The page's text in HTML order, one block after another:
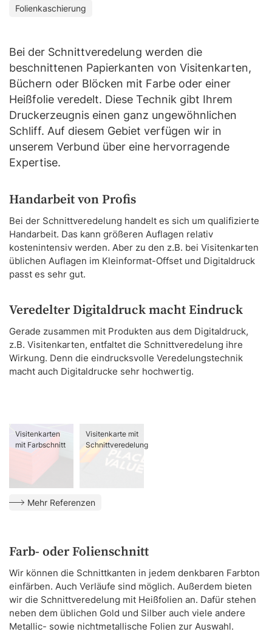
Folienkaschierung
Bei der Schnittveredelung werden die
beschnittenen Papierkanten von Visitenkarten,
Büchern oder Blöcken mit Farbe oder einer
Heißfolie veredelt. Diese Technik gibt Ihrem
Druckerzeugnis einen ganz ungewöhnlichen
Schliff. Auf diesem Gebiet verfügen wir in
unserem Verbund über eine hervorragende
Expertise.
Handarbeit von Profis
Bei der Schnittveredelung handelt es sich um qualifizierte
Handarbeit. Das kann größeren Auflagen relativ
kostenintensiv werden. Aber zu den z.B. bei Visitenkarten
üblichen Auflagen im Kleinformat-Offset und Digitaldruck
passt es sehr gut.
Veredelter Digitaldruck macht Eindruck
Gerade zusammen mit Produkten aus dem Digitaldruck,
z.B. Visitenkarten, entfaltet die Schnittveredelung ihre
Wirkung. Denn die eindrucksvolle Veredelungstechnik
macht auch Digitaldrucke sehr hochwertig.
Visitenkarten
mit Farbschnitt
Visitenkarte mit
Schnittveredelung
Mehr Referenzen
Farb- oder Folienschnitt
Wir können die Schnittkanten in jedem denkbaren Farbton
einfärben. Auch Verläufe sind möglich. Außerdem bieten
wir die Schnittveredelung mit Heißfolien an. Dafür stehen
neben dem üblichen Gold und Silber auch viele andere
Metallic- sowie nichtmetallische Folien zur Auswahl.